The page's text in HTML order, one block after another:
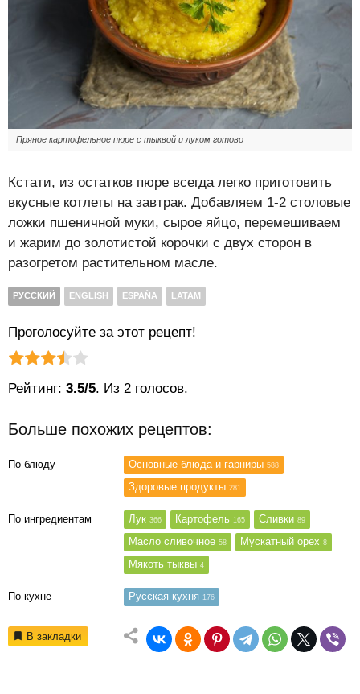
Пряное картофельное пюре с тыквой и луком готово
Кстати, из остатков пюре всегда легко приготовить
вкусные котлеты на завтрак. Добавляем 1-2 столовые
ложки пшеничной муки, сырое яйцо, перемешиваем
и жарим до золотистой корочки с двух сторон в
разогретом растительном масле.
РУССКИЙ ENGLISH ESPAÑA LATAM
Проголосуйте за этот рецепт!
Рейтинг статьи:
Рейтинг: 3.5/5. Из 2 голосов.
Больше похожих рецептов:
По блюду Основные блюда и гарниры 588
Здоровые продукты 281
По ингредиентам Лук 366 Картофель 165 Сливки 89
Масло сливочное 58 Мускатный орех 8
Мякоть тыквы 4
По кухне Русская кухня 176
В закладки